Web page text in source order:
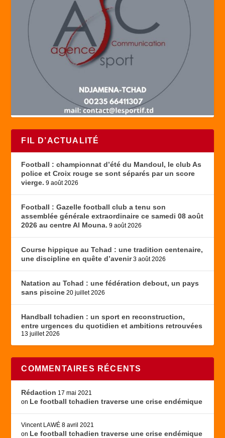
FIL D’ACTUALITÉ
Football : championnat d’été du Mandoul, le club As
police et Croix rouge se sont séparés par un score
vierge. 9 août 2026
Football : Gazelle football club a tenu son
assemblée générale extraordinaire ce samedi 08 août
2026 au centre Al Mouna. 9 août 2026
Course hippique au Tchad : une tradition centenaire,
une discipline en quête d’avenir 3 août 2026
Natation au Tchad : une fédération debout, un pays
sans piscine 20 juillet 2026
Handball tchadien : un sport en reconstruction,
entre urgences du quotidien et ambitions retrouvées
13 juillet 2026
COMMENTAIRES RÉCENTS
Rédaction 17 mai 2021
on Le football tchadien traverse une crise endémique
Vincent LAWÉ 8 avril 2021
on Le football tchadien traverse une crise endémique